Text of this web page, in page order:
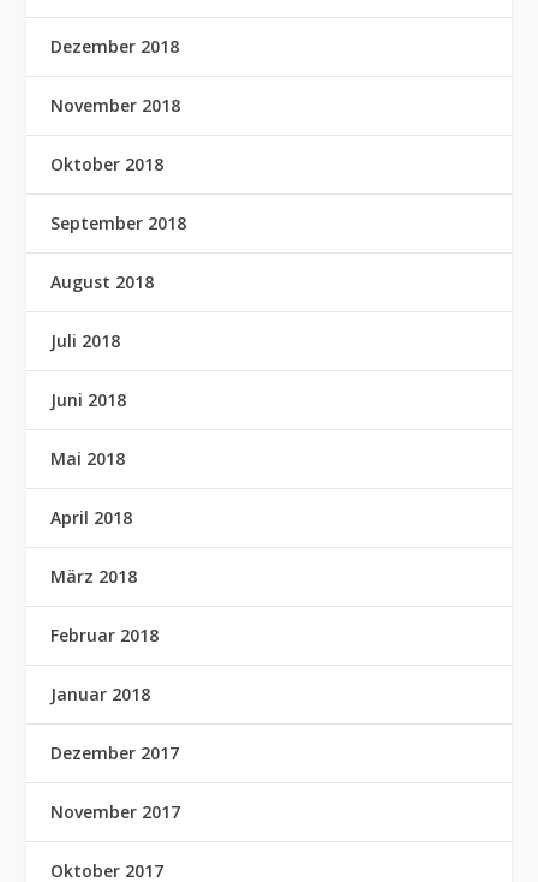
Dezember 2018
November 2018
Oktober 2018
September 2018
August 2018
Juli 2018
Juni 2018
Mai 2018
April 2018
März 2018
Februar 2018
Januar 2018
Dezember 2017
November 2017
Oktober 2017